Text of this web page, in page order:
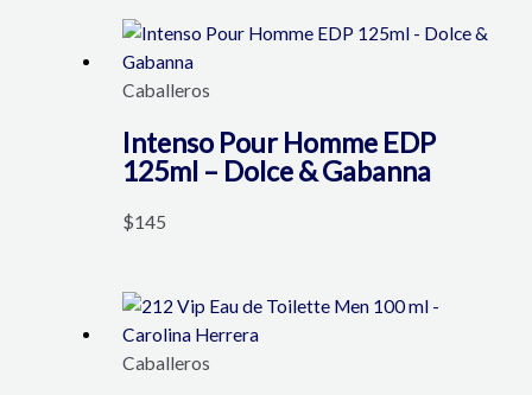
Caballeros
Intenso Pour Homme EDP
125ml – Dolce & Gabanna
$145
Caballeros